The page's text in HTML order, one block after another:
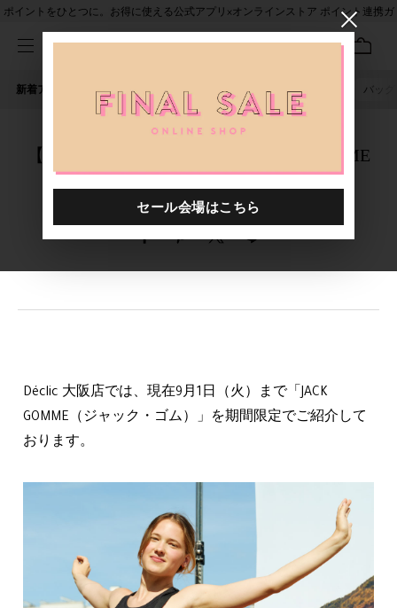
ポイントをひとつに。お得に使える公式アプリ×オンラインストア ポイント連携ガ
新着アイテム 人気ワード セール 40th限定 バッグ
【開催中～9/1 | Déclic 大阪】JACK GOMME
期間限定展開のお知らせ
Déclic 大阪店では、現在9月1日（火）まで「JACK
GOMME（ジャック・ゴム）」を期間限定でご紹介して
おります。